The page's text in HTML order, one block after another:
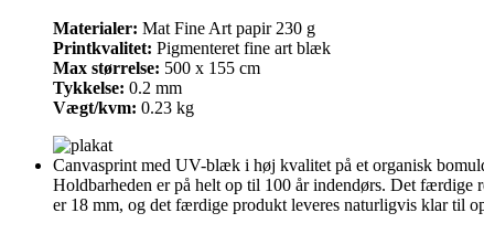
Materialer: Mat Fine Art papir 230 g
Printkvalitet: Pigmenteret fine art blæk
Max størrelse: 500 x 155 cm
Tykkelse: 0.2 mm
Vægt/kvm: 0.23 kg
Canvasprint med UV-blæk i høj kvalitet på et organisk
Holdbarheden er på helt op til 100 år indendørs. Det færdige
er 18 mm, og det færdige produkt leveres naturligvis klar til